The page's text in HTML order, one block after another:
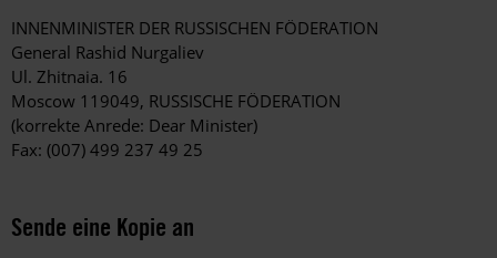
INNENMINISTER DER RUSSISCHEN FÖDERATION
General Rashid Nurgaliev
Ul. Zhitnaia. 16
Moscow 119049, RUSSISCHE FÖDERATION
(korrekte Anrede: Dear Minister)
Fax: (007) 499 237 49 25
Sende eine Kopie an